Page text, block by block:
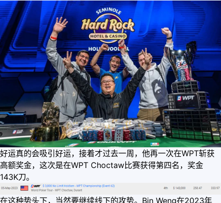
好运真的会吸引好运，接着才过去一周，他再一次在WPT斩获
高额奖金，这次是在WPT Choctaw比赛获得第四名，奖金
143K刀。
在这种势头下，当然要继续线下的攻势。Bin Weng在2023年